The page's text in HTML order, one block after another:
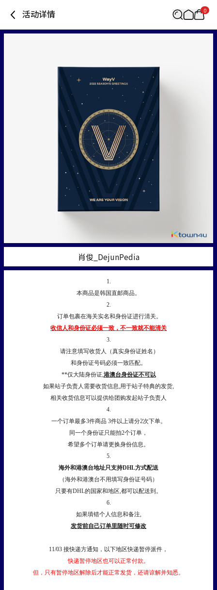
活动详情 0
肖俊_DejunPedia
1.
本商品是韩国直邮商品。
2.
订单包裹在海关实名和身份证进行清关。
收信人和身份证必须一致，不一致就不能清关
3.
请注意填写收货人（真实身份证姓名）
和身份证号码必须一致匹配。
**仅大陆身份证,港澳台身份证不可以
如果站子负责人需要收货信息,用于站子特典的发货,
相关收货信息可以提供给团购发起站子负责人
4.
一个订单最多3件商品 3件以上请分2次下单。
同一个身份证只能拍2个订单，
希望多个订单请更换身份信息。
5.
海外和港澳台地址只支持DHL方式配送
（海外和港澳台不用填写身份证号码）
只要有DHL的国家和地区,都可以配送到。
6.
如果填错个人信息和备注,
发货前自己订单里随时可修改
11/03 接快递方通知，以下地区快递暂停派件，
快递暂停地区也可以正常付款。
但，只有暂停地区解除后才能正常发货，还请谅解并知悉。